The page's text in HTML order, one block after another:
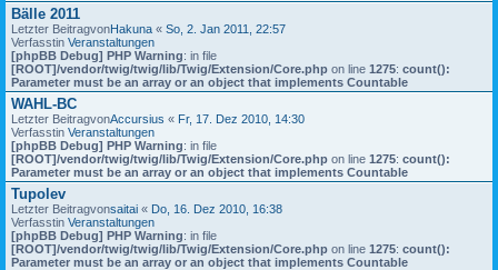
Bälle 2011
Letzter BeitragvonHakuna « So, 2. Jan 2011, 22:57
Verfasstin Veranstaltungen
[phpBB Debug] PHP Warning: in file
[ROOT]/vendor/twig/twig/lib/Twig/Extension/Core.php on line 1275: count():
Parameter must be an array or an object that implements Countable
WAHL-BC
Letzter BeitragvonAccursius « Fr, 17. Dez 2010, 14:30
Verfasstin Veranstaltungen
[phpBB Debug] PHP Warning: in file
[ROOT]/vendor/twig/twig/lib/Twig/Extension/Core.php on line 1275: count():
Parameter must be an array or an object that implements Countable
Tupolev
Letzter Beitragvonsaitai « Do, 16. Dez 2010, 16:38
Verfasstin Veranstaltungen
[phpBB Debug] PHP Warning: in file
[ROOT]/vendor/twig/twig/lib/Twig/Extension/Core.php on line 1275: count():
Parameter must be an array or an object that implements Countable